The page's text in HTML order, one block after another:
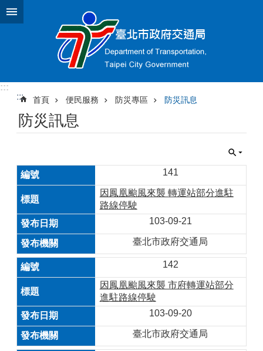
跳到主要內容區塊
:::
:::
首頁 便民服務 防災專區 防災訊息
防災訊息
141
因鳳凰颱風來襲 轉運站部分進駐
路線停駛
103-09-21
臺北市政府交通局
142
因鳳凰颱風來襲 市府轉運站部分
進駐路線停駛
103-09-20
臺北市政府交通局